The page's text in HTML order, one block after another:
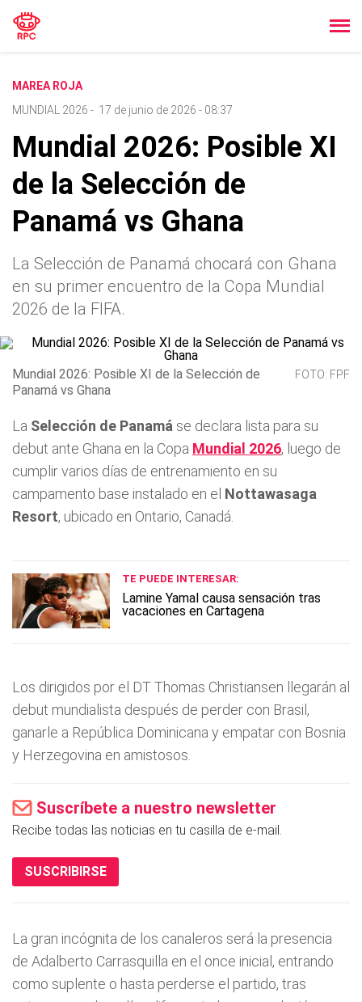
MAREA ROJA
MUNDIAL 2026 - 17 de junio de 2026 - 08:37
Mundial 2026: Posible XI
de la Selección de
Panamá vs Ghana
La Selección de Panamá chocará con Ghana
en su primer encuentro de la Copa Mundial
2026 de la FIFA.
Mundial 2026: Posible XI de la Selección de
Panamá vs Ghana
FOTO: FPF
La Selección de Panamá se declara lista para su
debut ante Ghana en la Copa Mundial 2026, luego de
cumplir varios días de entrenamiento en su
campamento base instalado en el Nottawasaga
Resort, ubicado en Ontario, Canadá.
TE PUEDE INTERESAR:
Lamine Yamal causa sensación tras
vacaciones en Cartagena
Los dirigidos por el DT Thomas Christiansen llegarán al
debut mundialista después de perder con Brasil,
ganarle a República Dominicana y empatar con Bosnia
y Herzegovina en amistosos.
Suscríbete a nuestro newsletter
Recibe todas las noticias en tu casilla de e-mail.
SUSCRIBIRSE
La gran incógnita de los canaleros será la presencia
de Adalberto Carrasquilla en el once inicial, entrando
como suplente o hasta perderse el partido, tras